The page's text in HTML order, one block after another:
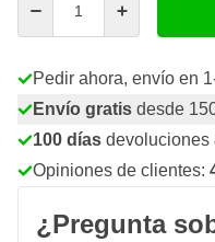
Pedir ahora, envío en
Envío gratis desde
100 días devoluciones
Opiniones de clientes:
¿Pregunta